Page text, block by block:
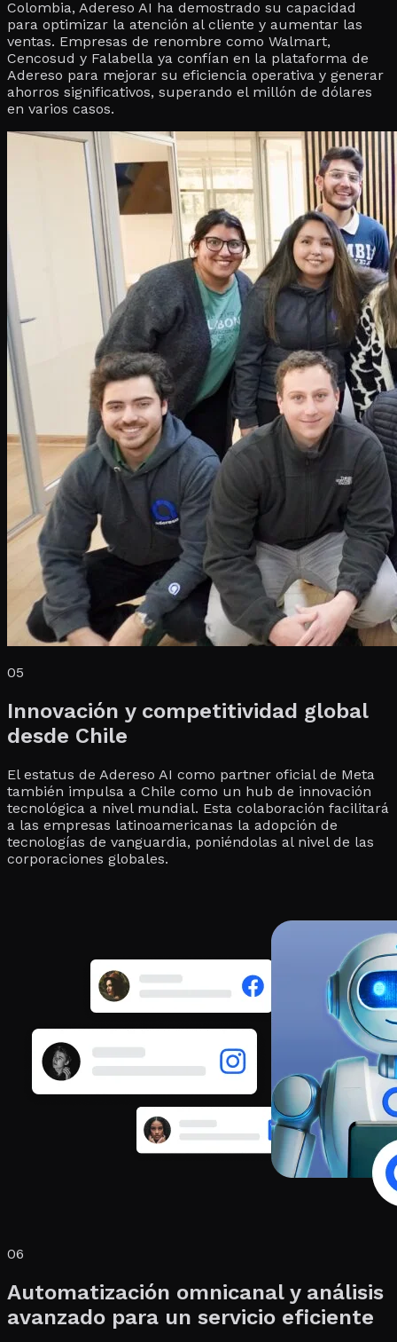
Colombia, Adereso AI ha demostrado su capacidad
para optimizar la atención al cliente y aumentar las
ventas. Empresas de renombre como Walmart,
Cencosud y Falabella ya confían en la plataforma de
Adereso para mejorar su eficiencia operativa y generar
ahorros significativos, superando el millón de dólares
en varios casos.
05
Innovación y competitividad global
desde Chile
El estatus de Adereso AI como partner oficial de Meta
también impulsa a Chile como un hub de innovación
tecnológica a nivel mundial. Esta colaboración facilitará
a las empresas latinoamericanas la adopción de
tecnologías de vanguardia, poniéndolas al nivel de las
corporaciones globales.
06
Automatización omnicanal y análisis
avanzado para un servicio eficiente